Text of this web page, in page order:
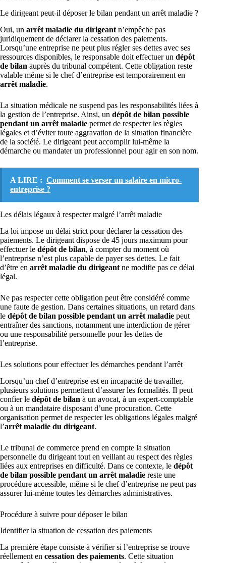
Le dirigeant peut-il déposer le bilan pendant un arrêt maladie ?
Oui, un arrêt maladie du dirigeant n’empêche pas
juridiquement de déclarer la cessation des paiements.
Lorsqu’une entreprise ne peut plus régler ses dettes avec ses
ressources disponibles, le responsable doit effectuer un dépôt
de bilan auprès du tribunal compétent. Cette obligation reste
valable même si le chef d’entreprise est temporairement en
arrêt maladie.
La situation médicale ne suspend pas les responsabilités liées à
la gestion de l’entreprise. Ainsi, un dépôt de bilan possible
pendant un arrêt maladie permet de respecter les règles
légales et d’éviter toute aggravation de la situation financière
de la société. Le dirigeant peut accomplir lui-même la
démarche ou mandater un professionnel pour agir en son nom.
A LIRE : Comment se verser un salaire en micro-
entreprise ?
Les délais légaux à respecter malgré l’arrêt maladie
La loi impose un délai strict pour déclarer la cessation des
paiements. Le dirigeant dispose de 45 jours maximum pour
effectuer le dépôt de bilan, à compter du moment où
l’entreprise n’est plus capable de payer ses dettes. Le fait
d’être en arrêt maladie du dirigeant ne modifie pas ce délai
légal.
Ne pas respecter cette obligation peut être considéré comme
une faute de gestion. Dans certaines situations, un retard dans
le dépôt de bilan possible pendant un arrêt maladie peut
entraîner des sanctions, notamment une interdiction de gérer
ou une responsabilité personnelle pour les dettes de
l’entreprise.
Les solutions pour effectuer les démarches pendant l’arrêt
Lorsqu’un chef d’entreprise est en incapacité de travailler,
plusieurs solutions permettent d’assurer les formalités. Il peut
confier le dépôt de bilan à un avocat, à un expert-comptable
ou à un mandataire disposant d’une procuration. Cette
organisation permet de respecter les obligations légales malgré
l’arrêt maladie du dirigeant.
Le tribunal de commerce prend en compte la situation
personnelle du dirigeant tout en veillant au respect des règles
liées aux entreprises en difficulté. Dans ce contexte, le dépôt
de bilan possible pendant un arrêt maladie reste une
procédure accessible, même si le chef d’entreprise ne peut pas
assurer lui-même toutes les démarches administratives.
Procédure à suivre pour déposer le bilan
Identifier la situation de cessation des paiements
La première étape consiste à vérifier si l’entreprise se trouve
réellement en cessation des paiements. Cette situation